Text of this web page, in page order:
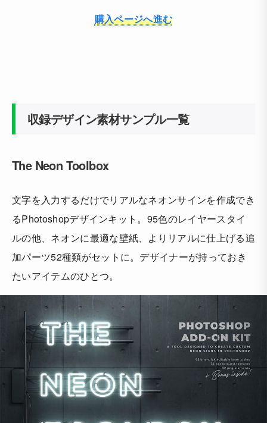
購入ページへ進む
収録デザイン素材サンプル一覧
The Neon Toolbox
文字を入力するだけでリアルなネオンサインを作成でき
るPhotoshopデザインキット。95色のレイヤースタイ
ルの他、ネオンに最適な壁紙、よりリアルに仕上げる追
加パーツ52種類がセットに。デザイナーが持っておき
たいアイテムのひとつ。